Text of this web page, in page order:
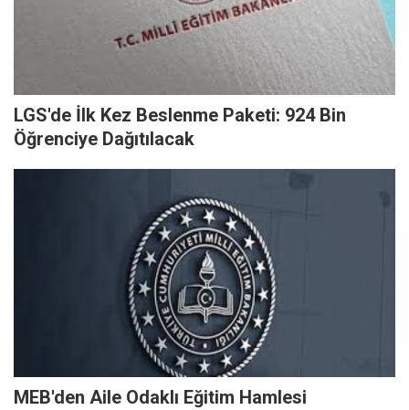
LGS'de İlk Kez Beslenme Paketi: 924 Bin
Öğrenciye Dağıtılacak
MEB'den Aile Odaklı Eğitim Hamlesi